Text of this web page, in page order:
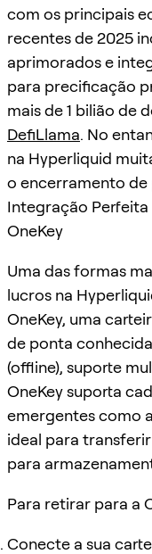
com os principais
recentes de 2025
aprimorados e
para precificação
mais de 1 bilião de
DefiLlama. No
na Hyperliquid
o encerramento
Integração
OneKey
Uma das formas
lucros na
OneKey, uma
de ponta
(offline), suporte
OneKey suporta
emergentes como
ideal para
para
Para retirar para a
Conecte a sua